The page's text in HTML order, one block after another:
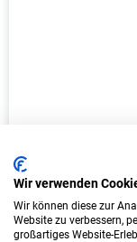
Duales
Service GmbH
Altländer
Wir verwenden
Wir können diese zur
Website zu verbessern,
großartiges Website-